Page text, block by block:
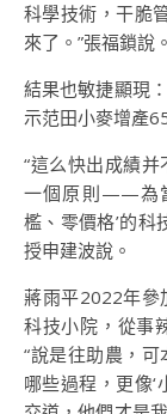
科學技術，干脆
來了。”張福鎖說。
結果也敏捷顯現
示范田小麥增產
“這么快出成績
一個原則——為
檻、零價格’的科
授申建波說。
蔣雨平2022年參
科技小院，從事
“說是往助農，
哪些過程，更像